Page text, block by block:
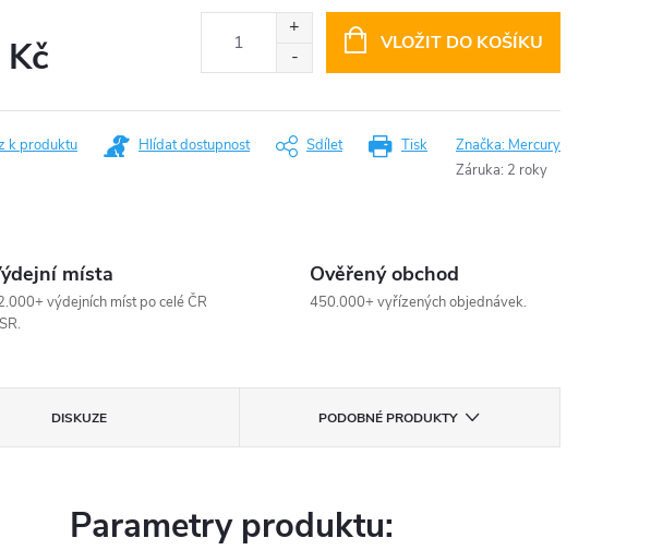
VLOŽIT DO KOŠÍKU
Tisk
k produktu Hlídat dostupnost Sdílet Značka: Mercury
Záruka: 2 roky
místa
výdejních míst po celé ČR
Ověřený obchod
450.000+ vyřízených objednávek.
DISKUZE PODOBNÉ PRODUKTY
Parametry produktu: